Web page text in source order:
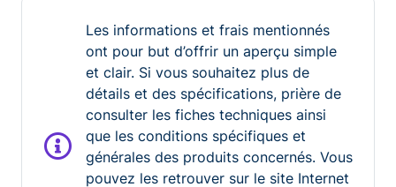
Les informations et frais mentionnés
ont pour but d’offrir un aperçu simple
et clair. Si vous souhaitez plus de
détails et des spécifications, prière de
consulter les fiches techniques ainsi
que les conditions spécifiques et
générales des produits concernés. Vous
pouvez les retrouver sur le site Internet